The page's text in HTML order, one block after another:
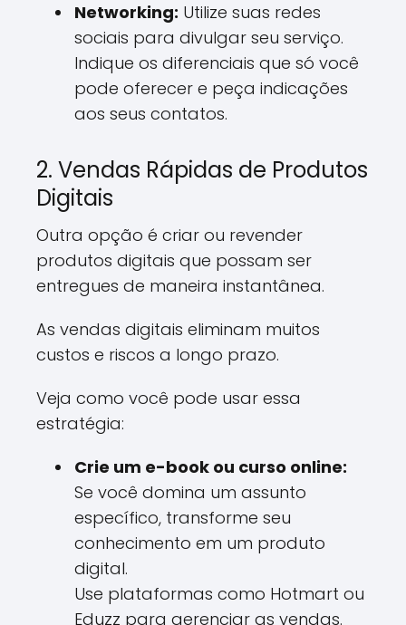
Networking: Utilize suas redes
sociais para divulgar seu serviço.
Indique os diferenciais que só você
pode oferecer e peça indicações
aos seus contatos.
2. Vendas Rápidas de Produtos
Digitais
Outra opção é criar ou revender
produtos digitais que possam ser
entregues de maneira instantânea.
As vendas digitais eliminam muitos
custos e riscos a longo prazo.
Veja como você pode usar essa
estratégia:
Crie um e-book ou curso online:
Se você domina um assunto
específico, transforme seu
conhecimento em um produto
digital.
Use plataformas como Hotmart ou
Eduzz para gerenciar as vendas.